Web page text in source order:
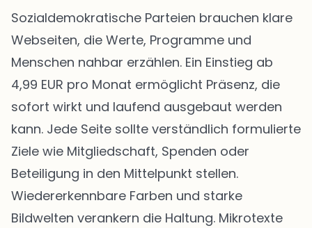
Sozialdemokratische Parteien brauchen klare
Webseiten, die Werte, Programme und
Menschen nahbar erzählen. Ein Einstieg ab
4,99 EUR pro Monat ermöglicht Präsenz, die
sofort wirkt und laufend ausgebaut werden
kann. Jede Seite sollte verständlich formulierte
Ziele wie Mitgliedschaft, Spenden oder
Beteiligung in den Mittelpunkt stellen.
Wiedererkennbare Farben und starke
Bildwelten verankern die Haltung. Mikrotexte